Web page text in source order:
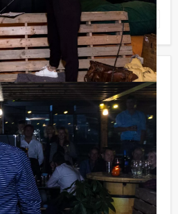
Favoriet
Dinner in Zutphen
p.p. excl. BTW
‐ 4 uur en 30 minuten
Tour Guides de Crime
virtueel GPS spel
heerlijk drie gangen diner,